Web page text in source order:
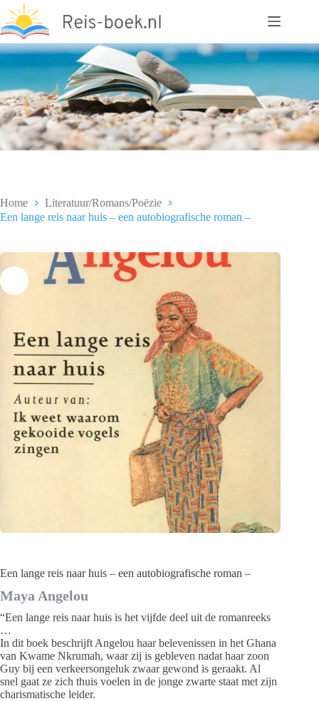
naar
de
inhoud
Home
Literatuur/Romans/Poëzie
Een lange reis naar huis – een autobiografische roman –
Een lange reis naar huis – een autobiografische roman –
Maya Angelou
“Een lange reis naar huis is het vijfde deel uit de romanreeks
…
In dit boek beschrijft Angelou haar belevenissen in het Ghana
van Kwame Nkrumah, waar zij is gebleven nadat haar zoon
Guy bij een verkeersongeluk zwaar gewond is geraakt. Al
snel gaat ze zich thuis voelen in de jonge zwarte staat met zijn
charismatische leider.